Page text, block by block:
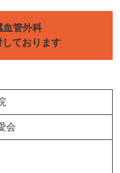
血管外科
ております
会